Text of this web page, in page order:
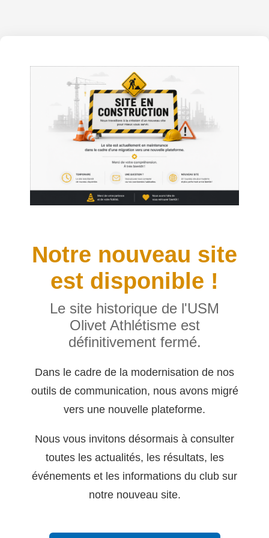
Notre nouveau site
est disponible !
Le site historique de l'USM
Olivet Athlétisme est
définitivement fermé.
Dans le cadre de la modernisation de nos
outils de communication, nous avons migré
vers une nouvelle plateforme.
Nous vous invitons désormais à consulter
toutes les actualités, les résultats, les
événements et les informations du club sur
notre nouveau site.